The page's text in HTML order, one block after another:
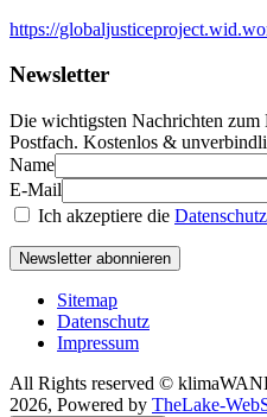
https://
Newsletter
Die wichtigsten Nachrichten
Postfach. Kostenlos &
Name
E-Mail
Ich akzeptiere die
Newsletter abonnieren
Sitemap
Datenschutz
Impressum
All Rights reserved ©
2026, Powered by TheLake-